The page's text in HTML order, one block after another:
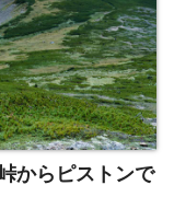
からピストンで